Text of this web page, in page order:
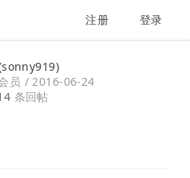
注册 登录
员 /2016-06-24
条回帖